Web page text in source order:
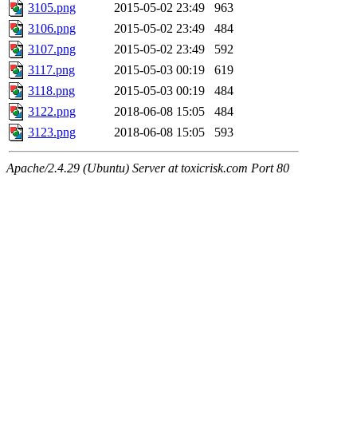
3105.png
2015-05-02 23:49
963
3106.png
2015-05-02 23:49
484
3107.png
2015-05-02 23:49
592
3117.png
2015-05-03 00:19
619
3118.png
2015-05-03 00:19
484
3122.png
2018-06-08 15:05
484
3123.png
2018-06-08 15:05 593
Apache/2.4.29 (Ubuntu) Server at toxicrisk.com Port 80